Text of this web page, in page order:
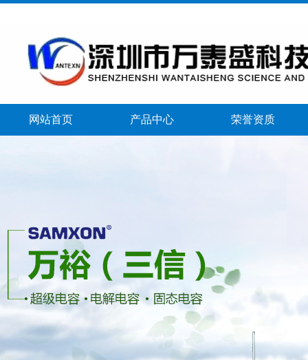
网站首页 产品中心 荣誉资质